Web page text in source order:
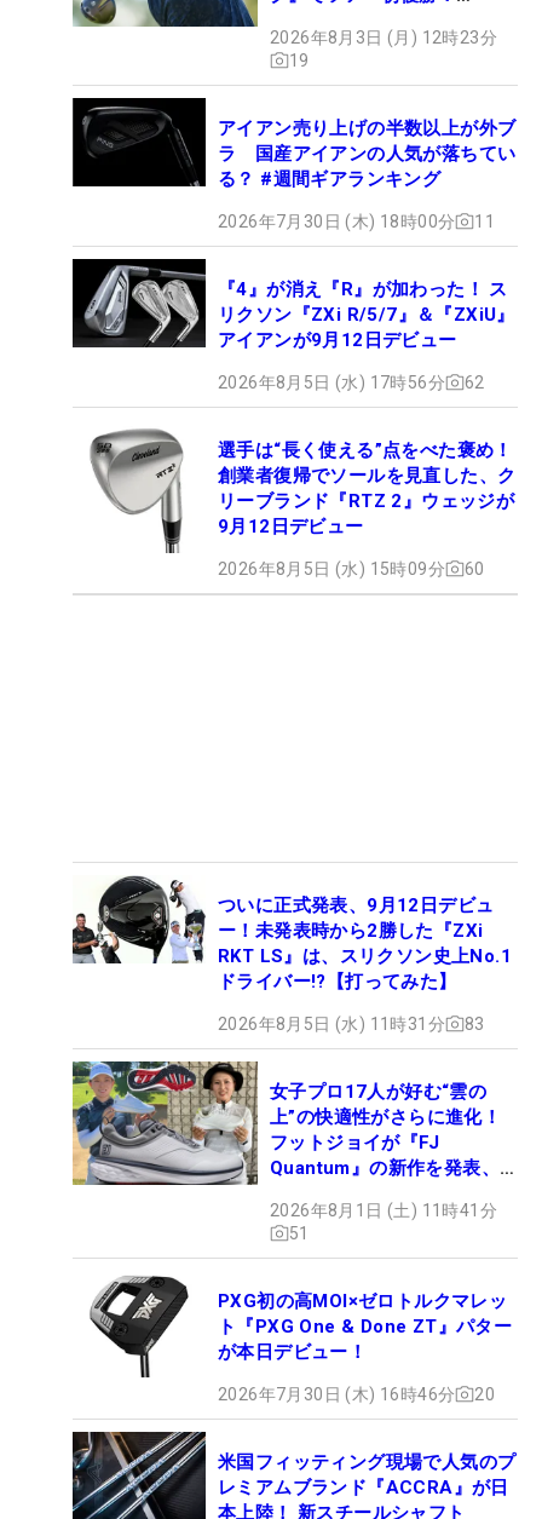
2026年8月3日 (月) 12時23分
19
アイアン売り上げの半数以上が外ブ
ラ 国産アイアンの人気が落ちてい
る？ #週間ギアランキング
2026年7月30日 (木) 18時00分 11
『4』が消え『R』が加わった！ ス
リクソン『ZXi R/5/7』＆『ZXiU』
アイアンが9月12日デビュー
2026年8月5日 (水) 17時56分 62
選手は“長く使える”点をべた褒め！
創業者復帰でソールを見直した、ク
リーブランド『RTZ 2』ウェッジが
9月12日デビュー
2026年8月5日 (水) 15時09分 60
ついに正式発表、9月12日デビュ
ー！未発表時から2勝した『ZXi
RKT LS』は、スリクソン史上No.1
ドライバー!?【打ってみた】
2026年8月5日 (水) 11時31分 83
女子プロ17人が好む“雲の
上”の快適性がさらに進化！
フットジョイが『FJ
Quantum』の新作を発表、8
2026年8月1日 (土) 11時41分
51
PXG初の高MOI×ゼロトルクマレッ
ト『PXG One & Done ZT』パター
が本日デビュー！
2026年7月30日 (木) 16時46分 20
米国フィッティング現場で人気のプ
レミアムブランド『ACCRA』が日
本上陸！ 新スチールシャフト